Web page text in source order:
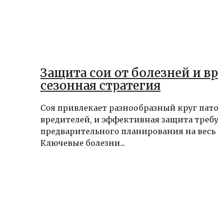
Защита сои от болезней и
сезонная стратегия
Соя привлекает разнообразный круг
вредителей, и эффективная защита
предварительного планирования на весь
Ключевые болезни...